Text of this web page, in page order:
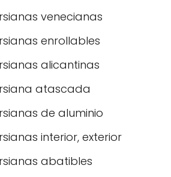
venecianas
enrollables
alicantinas
atascada
de aluminio
interior, exterior
abatibles